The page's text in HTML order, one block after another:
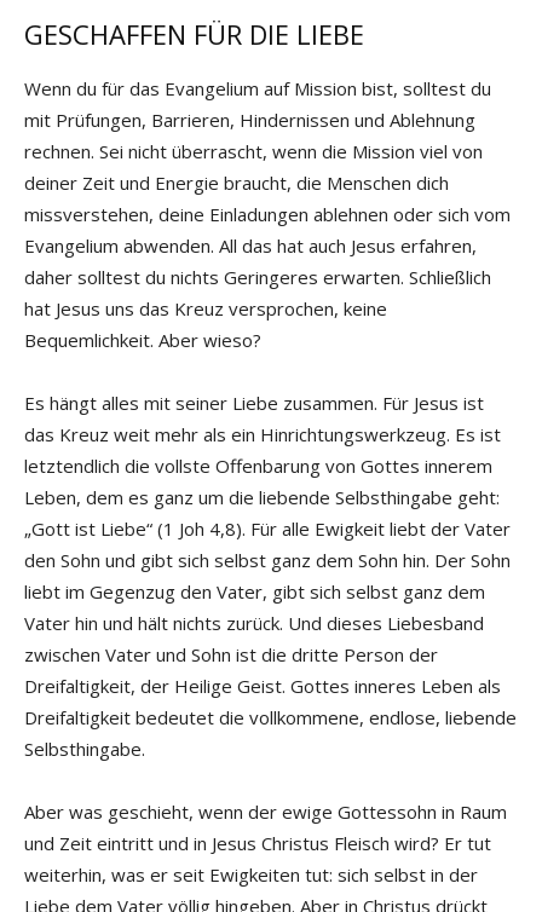
GESCHAFFEN FÜR DIE LIEBE
Wenn du für das Evangelium auf Mission bist, solltest du
mit Prüfungen, Barrieren, Hindernissen und Ablehnung
rechnen. Sei nicht überrascht, wenn die Mission viel von
deiner Zeit und Energie braucht, die Menschen dich
missverstehen, deine Einladungen ablehnen oder sich vom
Evangelium abwenden. All das hat auch Jesus erfahren,
daher solltest du nichts Geringeres erwarten. Schließlich
hat Jesus uns das Kreuz versprochen, keine
Bequemlichkeit. Aber wieso?
Es hängt alles mit seiner Liebe zusammen. Für Jesus ist
das Kreuz weit mehr als ein Hinrichtungswerkzeug. Es ist
letztendlich die vollste Offenbarung von Gottes innerem
Leben, dem es ganz um die liebende Selbsthingabe geht:
„Gott ist Liebe“ (1 Joh 4,8). Für alle Ewigkeit liebt der Vater
den Sohn und gibt sich selbst ganz dem Sohn hin. Der Sohn
liebt im Gegenzug den Vater, gibt sich selbst ganz dem
Vater hin und hält nichts zurück. Und dieses Liebesband
zwischen Vater und Sohn ist die dritte Person der
Dreifaltigkeit, der Heilige Geist. Gottes inneres Leben als
Dreifaltigkeit bedeutet die vollkommene, endlose, liebende
Selbsthingabe.
Aber was geschieht, wenn der ewige Gottessohn in Raum
und Zeit eintritt und in Jesus Christus Fleisch wird? Er tut
weiterhin, was er seit Ewigkeiten tut: sich selbst in der
Liebe dem Vater völlig hingeben. Aber in Christus drückt